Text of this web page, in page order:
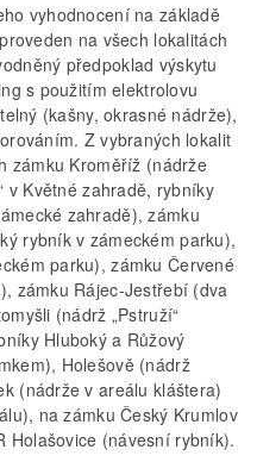
vyhodnocení na základě
na všech lokalitách
předpoklad výskytu
s použitím elektrolovu
(kašny, okrasné nádrže),
Z vybraných lokalit
zámku Kroměříž (nádrže
v Květné zahradě, rybníky
zahradě), zámku
rybník v zámeckém parku),
parku), zámku Červené
zámku Rájec-Jestřebí (dva
(nádrž „Pstruží“
Hluboký a Růžový
Holešově (nádrž
(nádrže v areálu kláštera)
na zámku Český Krumlov
Holašovice (návesní rybník).